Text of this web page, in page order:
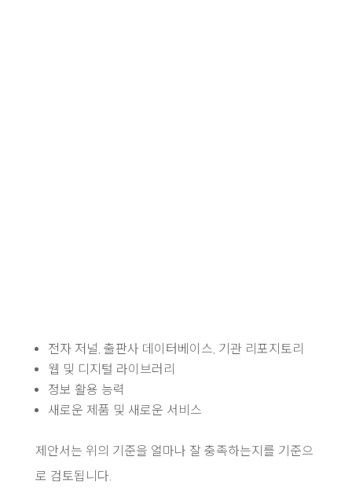
전자 저널, 출판사 데이터베이스, 기관 리포지토리
웹 및 디지털 라이브러리
정보 활용 능력
새로운 제품 및 새로운 서비스
제안서는 위의 기준을 얼마나 잘 충족하는지를 기준으
로 검토됩니다.